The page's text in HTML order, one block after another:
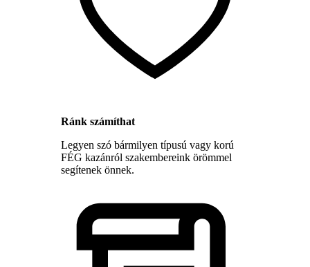
Ránk számíthat
Legyen szó bármilyen típusú vagy korú
FÉG kazánról szakembereink örömmel
segítenek önnek.